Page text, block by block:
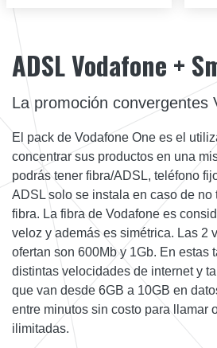
ADSL Vodafone +
La promoción convergentes
El pack de Vodafone One es el
concentrar sus productos en una
podrás tener fibra/ADSL, teléfono
ADSL solo se instala en caso de no
fibra. La fibra de Vodafone es
veloz y además es simétrica. Las 2
ofertan son 600Mb y 1Gb. En estas
distintas velocidades de internet y
que van desde 6GB a 10GB en
entre minutos sin costo para llamar
ilimitadas.